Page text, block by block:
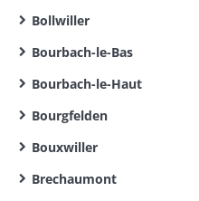
Bollwiller
Bourbach-le-Bas
Bourbach-le-Haut
Bourgfelden
Bouxwiller
Brechaumont